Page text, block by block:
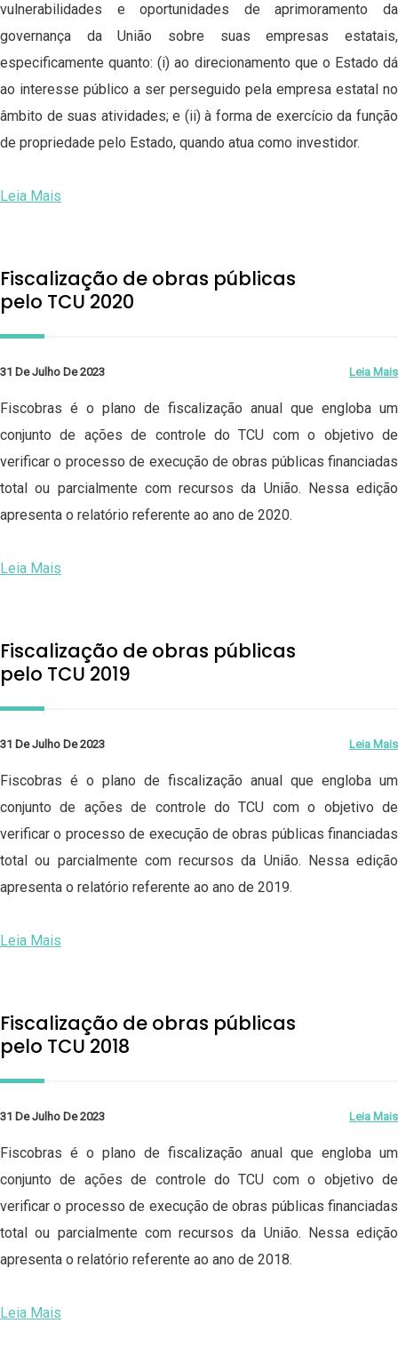
vulnerabilidades e oportunidades de aprimoramento da
governança da União sobre suas empresas estatais,
especificamente quanto: (i) ao direcionamento que o Estado dá
ao interesse público a ser perseguido pela empresa estatal no
âmbito de suas atividades; e (ii) à forma de exercício da função
de propriedade pelo Estado, quando atua como investidor.
Leia Mais
Fiscalização de obras públicas
pelo TCU 2020
31 De Julho De 2023 Leia Mais
Fiscobras é o plano de fiscalização anual que engloba um
conjunto de ações de controle do TCU com o objetivo de
verificar o processo de execução de obras públicas financiadas
total ou parcialmente com recursos da União. Nessa edição
apresenta o relatório referente ao ano de 2020.
Leia Mais
Fiscalização de obras públicas
pelo TCU 2019
31 De Julho De 2023 Leia Mais
Fiscobras é o plano de fiscalização anual que engloba um
conjunto de ações de controle do TCU com o objetivo de
verificar o processo de execução de obras públicas financiadas
total ou parcialmente com recursos da União. Nessa edição
apresenta o relatório referente ao ano de 2019.
Leia Mais
Fiscalização de obras públicas
pelo TCU 2018
31 De Julho De 2023 Leia Mais
Fiscobras é o plano de fiscalização anual que engloba um
conjunto de ações de controle do TCU com o objetivo de
verificar o processo de execução de obras públicas financiadas
total ou parcialmente com recursos da União. Nessa edição
apresenta o relatório referente ao ano de 2018.
Leia Mais